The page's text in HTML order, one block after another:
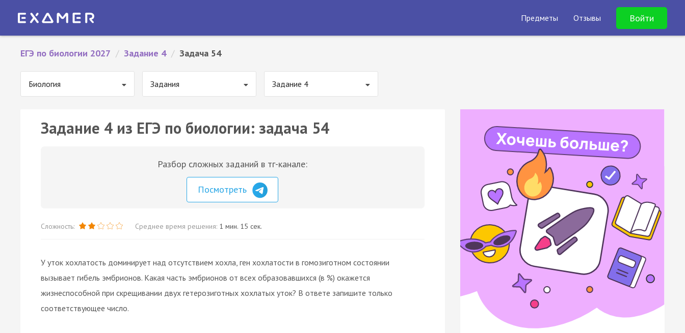
Предметы Отзывы Войти
ЕГЭ по биологии 2027 / Задание 4 / Задача 54
Биология Задания Задание 4
Задание 4 из ЕГЭ по биологии: задача 54
Разбор сложных заданий в тг-канале:
Посмотреть
Сложность: Среднее время решения: 1 мин. 15 сек.
У уток хохлатость доминирует над отсутствием хохла, ген хохлатости в гомозиготном состоянии
вызывает гибель эмбрионов. Какая часть эмбрионов от всех образовавшихся (в %) окажется
жизнеспособной при скрещивании двух гетерозиготных хохлатых уток? В ответе запишите только
соответствующее число.